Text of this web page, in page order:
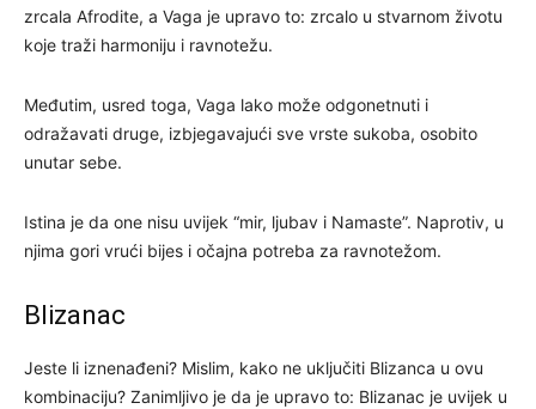
zrcala Afrodite, a Vaga je upravo to: zrcalo u stvarnom životu
koje traži harmoniju i ravnotežu.
Međutim, usred toga, Vaga lako može odgonetnuti i
odražavati druge, izbjegavajući sve vrste sukoba, osobito
unutar sebe.
Istina je da one nisu uvijek “mir, ljubav i Namaste”. Naprotiv, u
njima gori vrući bijes i očajna potreba za ravnotežom.
Blizanac
Jeste li iznenađeni? Mislim, kako ne uključiti Blizanca u ovu
kombinaciju? Zanimljivo je da je upravo to: Blizanac je uvijek u